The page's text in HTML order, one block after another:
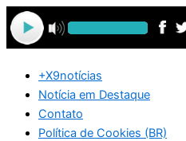
Ir
para
o
+X9notícias
Notícia em Destaque
Contato
Política de Cookies (BR)